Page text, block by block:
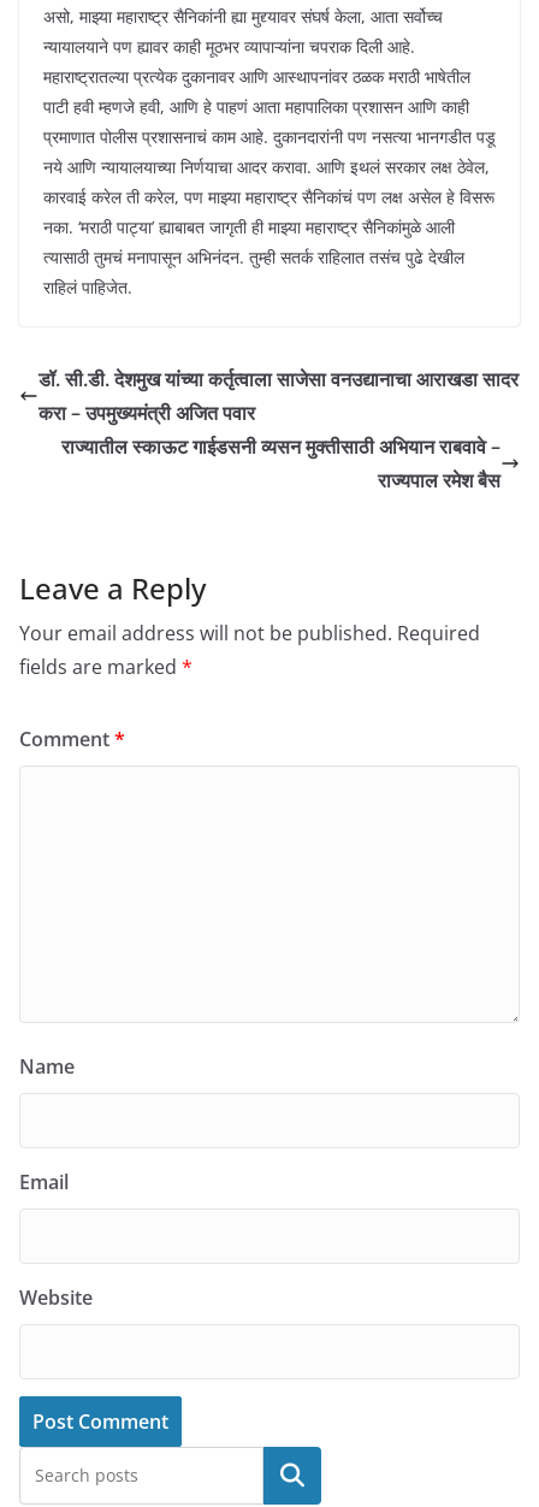
असो, माझ्या महाराष्ट्र सैनिकांनी ह्या मुद्द्यावर संघर्ष केला, आता सर्वोच्च
न्यायालयाने पण ह्यावर काही मूठभर व्यापाऱ्यांना चपराक दिली आहे.
महाराष्ट्रातल्या प्रत्येक दुकानावर आणि आस्थापनांवर ठळक मराठी भाषेतील
पाटी हवी म्हणजे हवी, आणि हे पाहणं आता महापालिका प्रशासन आणि काही
प्रमाणात पोलीस प्रशासनाचं काम आहे. दुकानदारांनी पण नसत्या भानगडीत पडू
नये आणि न्यायालयाच्या निर्णयाचा आदर करावा. आणि इथलं सरकार लक्ष ठेवेल,
कारवाई करेल ती करेल, पण माझ्या महाराष्ट्र सैनिकांचं पण लक्ष असेल हे विसरू
नका. ‘मराठी पाट्या’ ह्याबाबत जागृती ही माझ्या महाराष्ट्र सैनिकांमुळे आली
त्यासाठी तुमचं मनापासून अभिनंदन. तुम्ही सतर्क राहिलात तसंच पुढे देखील
राहिलं पाहिजेत.
डॉ. सी.डी. देशमुख यांच्या कर्तृत्वाला साजेसा वनउद्यानाचा आराखडा सादर
करा – उपमुख्यमंत्री अजित पवार
राज्यातील स्काऊट गाईडसनी व्यसन मुक्तीसाठी अभियान राबवावे –
राज्यपाल रमेश बैस
Leave a Reply
Your email address will not be published. Required
fields are marked *
Comment*
Name
Email
Website
Search